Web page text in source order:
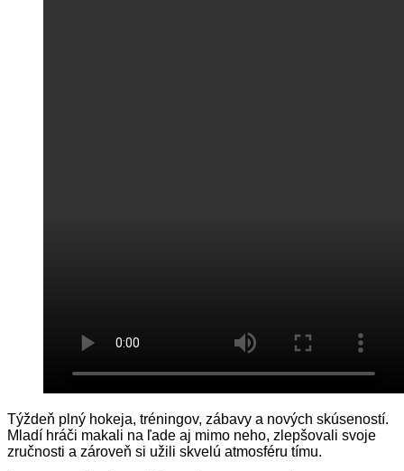
Týždeň plný hokeja, tréningov, zábavy a nových skúseností.
Mladí hráči makali na ľade aj mimo neho, zlepšovali svoje
zručnosti a zároveň si užili skvelú atmosféru tímu.